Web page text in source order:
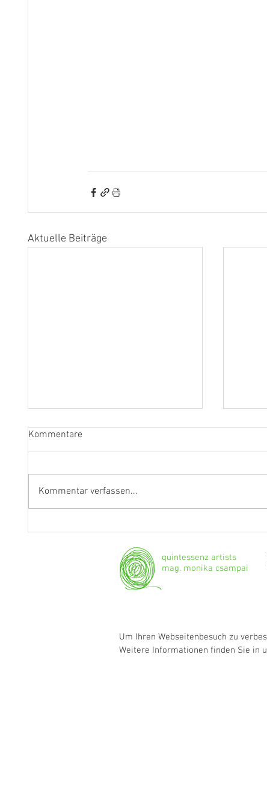
Aktuelle Beiträge
Kommentare
Kommentar verfassen...
quintessenz artists
mag. monika csampai
Um Ihren Webseitenbesuch zu
Weitere Informationen finden Sie in